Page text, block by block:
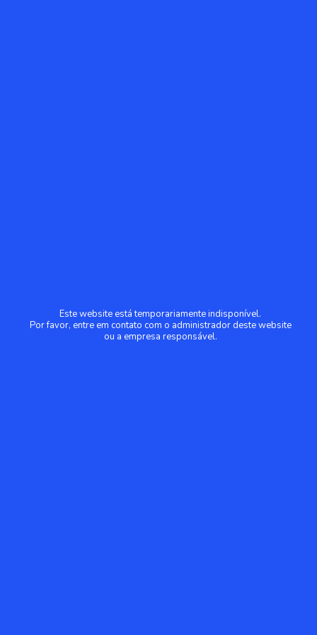
Este website está temporariamente indisponível.
Por favor, entre em contato com o administrador deste website
ou a empresa responsável.